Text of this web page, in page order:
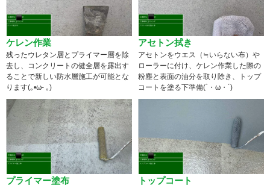
ケレン作業
残ったウレタン層とプライマー層を除
去し、コンクリートの健全層を露出す
ることで新しい防水層施工が可能とな
ります(｡•ω- ｡)
アセトン拭き
アセトンをウエス（≒いらない布）や
ローラーに付け、ケレン作業した際の
粉塵と表面の油分を取り除き、トップ
コートを塗る下準備(`・ω・´)
プライマー塗布 トップコート